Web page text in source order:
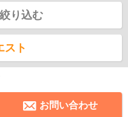
り込む
スト
お問い合わせ